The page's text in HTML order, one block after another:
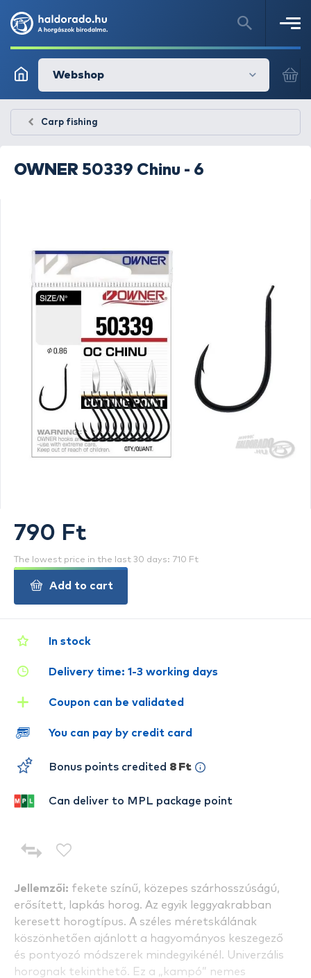
Webshop
Carp fishing
OWNER 50339 Chinu - 6
Jellemzői: fekete színű, közepes szárhosszúságú,
erősített, lapkás horog. Az egyik leggyakrabban
keresett horogtípus. A széles méretskálának
köszönhetően ajánlott a hagyományos keszegező
és pontyozó módszerek mindegyikénél. Univerzális
horognak tekinthető. Ez a „kampó” nemes
In stock
Delivery time: 1-3 working days
Coupon can be validated
You can pay by credit card
Bonus points credited 8 Ft
Can deliver to MPL package point
790 Ft
The lowest price in the last 30 days: 710 Ft
Add to cart